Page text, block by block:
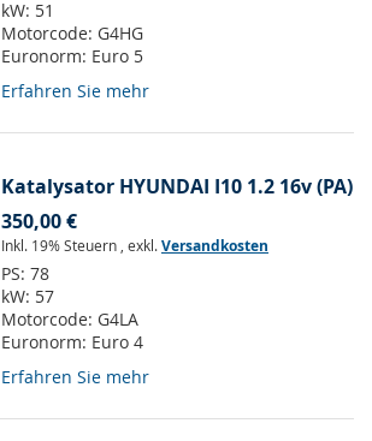
kW: 51
Motorcode: G4HG
Euronorm: Euro 5
Erfahren Sie mehr
Katalysator HYUNDAI I10 1.2 16v (PA)
350,00 €
Inkl. 19% Steuern , exkl.Versandkosten
PS: 78
kW: 57
Motorcode: G4LA
Euronorm: Euro 4
Erfahren Sie mehr